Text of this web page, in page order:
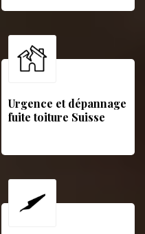
Urgence et dépannage
fuite toiture Suisse